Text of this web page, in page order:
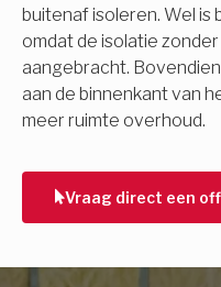
buitenaf isoleren. Wel
omdat de isolatie
aangebracht.
aan de binnenkant van
meer ruimte overhoud.
Vraag direct een
Dakisolatie
Gevelisolatie
Vorige
Voornaam